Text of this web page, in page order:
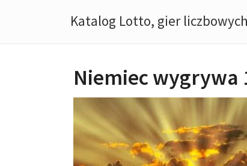
Katalog Lotto, gier liczbowych
Niemiec wygrywa